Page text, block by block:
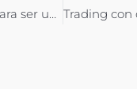
Cómo pensar para ser un gran Especulador